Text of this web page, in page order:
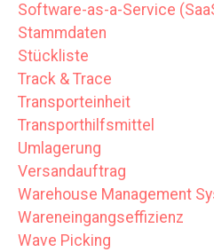
Software-as-a-Service
Stammdaten
Stückliste
Track & Trace
Transporteinheit
Transporthilfsmittel
Umlagerung
Versandauftrag
Warehouse Management
Wareneingangseffizienz
Wave Picking